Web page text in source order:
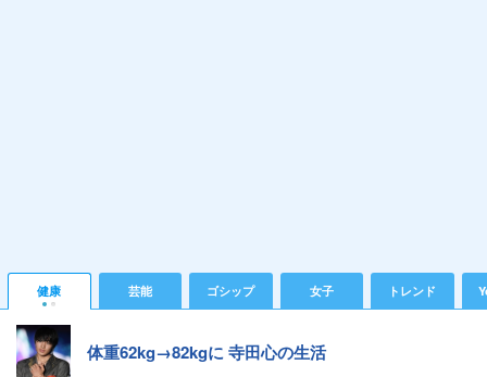
健康 芸能 ゴシップ 女子 トレンド
体重62kg→82kgに 寺田心の生活